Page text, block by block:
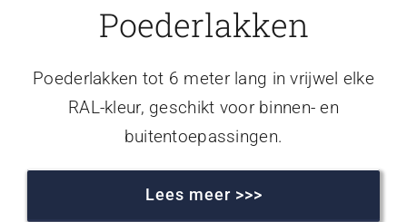
Poederlakken
Poederlakken tot 6 meter lang in vrijwel elke
RAL-kleur, geschikt voor binnen- en
buitentoepassingen.
Lees meer >>>